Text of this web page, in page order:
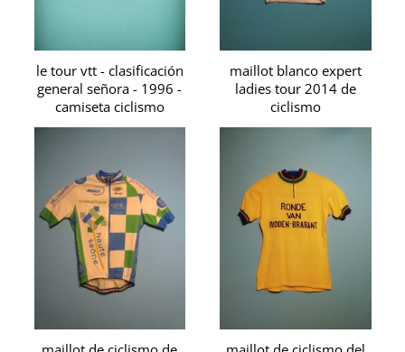
le tour vtt - clasificación
general señora - 1996 -
camiseta ciclismo
maillot blanco expert
ladies tour 2014 de
ciclismo